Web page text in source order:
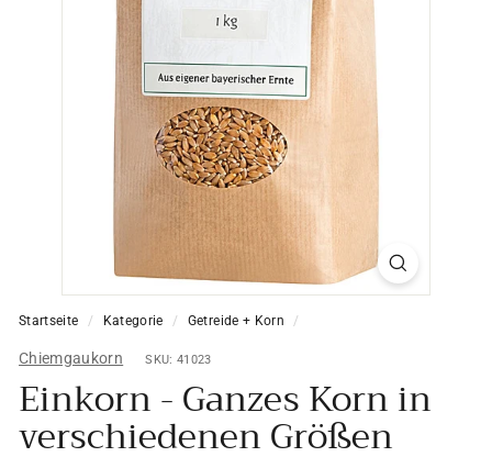
Startseite / Kategorie / Getreide + Korn /
Chiemgaukorn SKU: 41023
Einkorn - Ganzes Korn in
verschiedenen Größen